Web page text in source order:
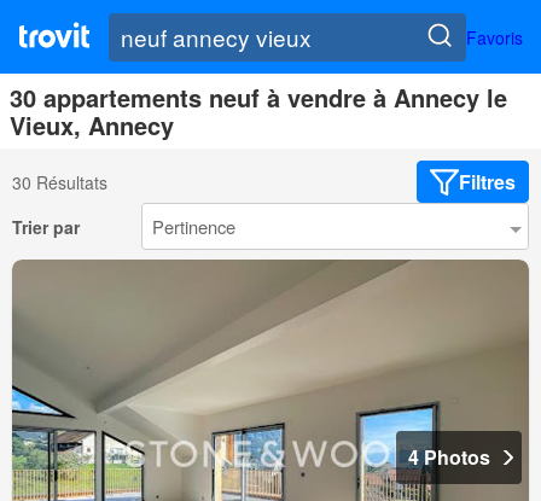
Favoris
30 appartements neuf à vendre à Annecy le
Vieux, Annecy
30 Résultats Filtres
Trier par
4 Photos